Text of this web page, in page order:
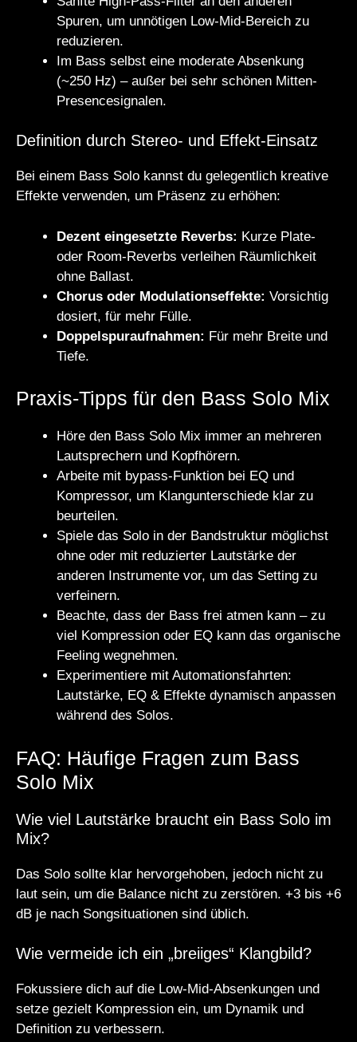
Spuren, um unnötigen Low-Mid-Bereich zu
reduzieren.
Im Bass selbst eine moderate Absenkung
(~250 Hz) – außer bei sehr schönen Mitten-
Presencesignalen.
Definition durch Stereo- und Effekt-Einsatz
Bei einem Bass Solo kannst du gelegentlich kreative
Effekte verwenden, um Präsenz zu erhöhen:
Dezent eingesetzte Reverbs: Kurze Plate-
oder Room-Reverbs verleihen Räumlichkeit
ohne Ballast.
Chorus oder Modulationseffekte: Vorsichtig
dosiert, für mehr Fülle.
Doppelspuraufnahmen: Für mehr Breite und
Tiefe.
Praxis-Tipps für den Bass Solo Mix
Höre den Bass Solo Mix immer an mehreren
Lautsprechern und Kopfhörern.
Arbeite mit bypass-Funktion bei EQ und
Kompressor, um Klangunterschiede klar zu
beurteilen.
Spiele das Solo in der Bandstruktur möglichst
ohne oder mit reduzierter Lautstärke der
anderen Instrumente vor, um das Setting zu
verfeinern.
Beachte, dass der Bass frei atmen kann – zu
viel Kompression oder EQ kann das organische
Feeling wegnehmen.
Experimentiere mit Automationsfahrten:
Lautstärke, EQ & Effekte dynamisch anpassen
während des Solos.
FAQ: Häufige Fragen zum Bass
Solo Mix
Wie viel Lautstärke braucht ein Bass Solo im
Mix?
Das Solo sollte klar hervorgehoben, jedoch nicht zu
laut sein, um die Balance nicht zu zerstören. +3 bis +6
dB je nach Songsituationen sind üblich.
Wie vermeide ich ein „breiiges“ Klangbild?
Fokussiere dich auf die Low-Mid-Absenkungen und
setze gezielt Kompression ein, um Dynamik und
Definition zu verbessern.